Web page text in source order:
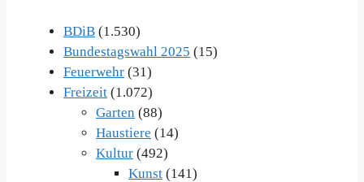
BDiB (1.530)
Bundestagswahl 2025 (15)
Feuerwehr (31)
Freizeit (1.072)
Garten (88)
Haustiere (14)
Kultur (492)
Kunst (141)